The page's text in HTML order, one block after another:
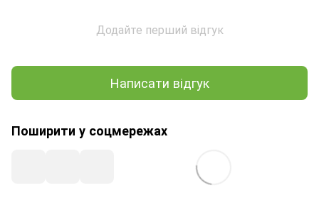
Додайте перший відгук
Написати відгук
Поширити у соцмережах